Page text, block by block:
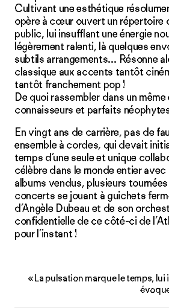
Cultivant une esthétique
opère à cœur ouvert un répertoire
public, lui insufflant une énergie
légèrement ralenti, là quelques
subtils arrangements… Résonne
classique aux accents tantôt
tantôt franchement pop !
De quoi rassembler dans un même
connaisseurs et parfaits
En vingt ans de carrière, pas de
ensemble à cordes, qui devait
temps d’une seule et unique
célèbre dans le monde entier
albums vendus, plusieurs
concerts se jouant à guichets
d’Angèle Dubeau et de son
confidentielle de ce côté-ci de
pour l’instant !
« La pulsation marque le temps,